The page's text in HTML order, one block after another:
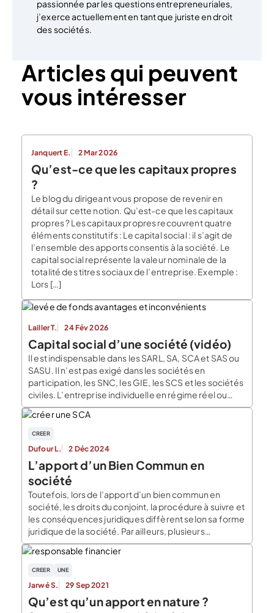
passionnée par les questions entrepreneuriales,
j’exerce actuellement en tant que juriste en droit
des sociétés.
Articles qui peuvent
vous intéresser
Janquert E. 2 Mar 2026
Qu’est-ce que les capitaux propres
?
Le blog du dirigeant vous propose de revenir en
détail sur cette notion. Qu’est-ce que les capitaux
propres ? Les capitaux propres recouvrent quatre
éléments constitutifs : Le capital social : il s’agit de
l’ensemble des apports consentis à la société. Le
capital social représente la valeur nominale de la
totalité des titres sociaux de l’entreprise. Exemple :
Lors […]
Lailler T. 24 Fév 2026
Capital social d’une société (vidéo)
Il est indispensable dans les SARL, SA, SCA et SAS ou
SASU. Il n’est pas exigé dans les sociétés en
participation, les SNC, les GIE, les SCS et les sociétés
civiles. L’entreprise individuelle en régime réel ou
micro n’est pas concernée par cette obligation.
Le capital social doit figurer : Depuis quelques
années, la loi a voulu simplifier les règles relatives […]
CREER
Dufour L. 2 Déc 2024
L’apport d’un Bien Commun en
société
Toutefois, lors de l’apport d’un bien commun en
société, les droits du conjoint, la procédure à suivre et
les conséquences juridiques diffèrent selon sa forme
juridique de la société. Par ailleurs, plusieurs
obligations devront être respectées afin de protéger
les droits et le patrimoine du conjoint. Voici les points
essentiels à savoir sur ce sujet. […]
CREER UNE
Jarwé S. 29 Sep 2021
Qu’est qu’un apport en nature ?